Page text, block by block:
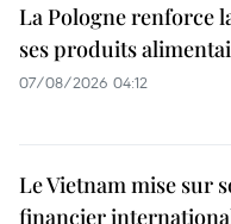
La Pologne renforce
ses produits
07/08/2026 04:12
Le Vietnam mise sur
financier